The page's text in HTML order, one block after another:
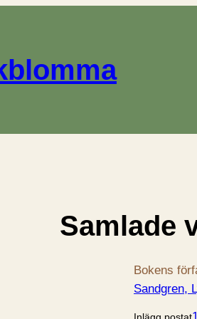
Samlade
Bokens
Sandgren,
Inlägg postat